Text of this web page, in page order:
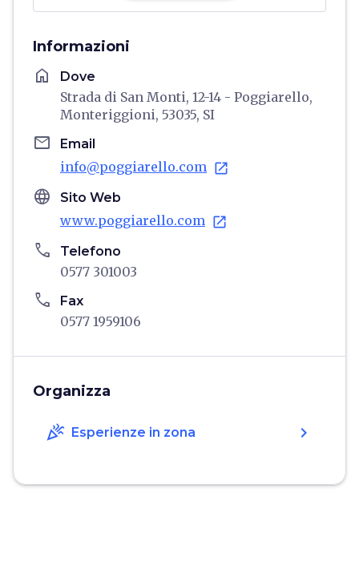
Informazioni
home Dove
Strada di San Monti, 12-14 - Poggiarello,
Monteriggioni, 53035, SI
email Email
info@poggiarello.com open_in_new
language Sito Web
www.poggiarello.com open_in_new
phone Telefono
0577 301003
phone Fax
0577 1959106
Organizza
celebration Esperienze in zona chevron_right